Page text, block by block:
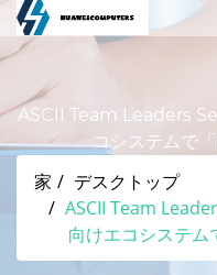
ASCII Team Leaders
コシステムで
家
デスクトップ
ASCII Team
向けエコシステム